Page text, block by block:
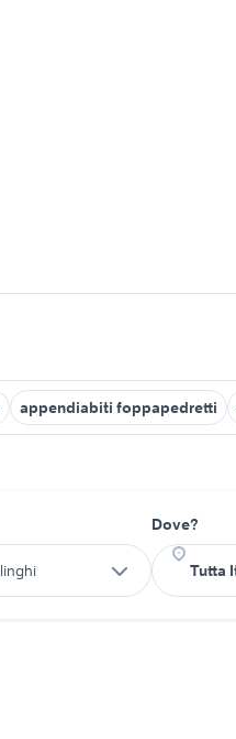
appendiabiti foppapedretti
Dove?